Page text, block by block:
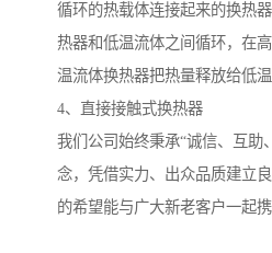
循环的热载体连接起来的换热
热器和低温流体之间循环，在
温流体换热器把热量释放给低温
4、直接接触式换热器
我们公司始终秉承“诚信、互助
念，凭借实力、出众品质建立
的希望能与广大新老客户一起